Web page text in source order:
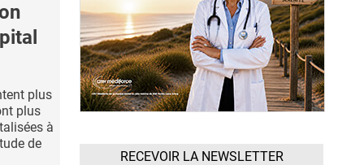
plus
plus
à
de
RECEVOIR LA NEWSLETTER